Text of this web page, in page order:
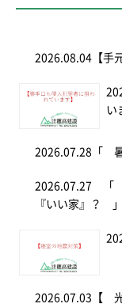
2026.08.04 【手
い
2026.07.28 「
2026.07.27 「
『いい家』？ 」
2026.07.03 【